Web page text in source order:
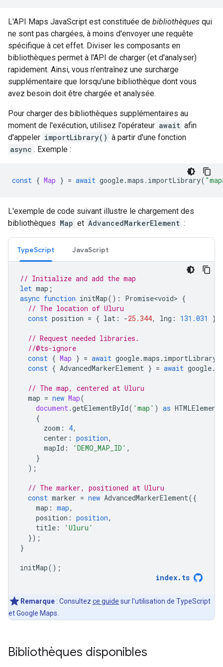
L'API Maps JavaScript est constituée de bibliothèques qui
ne sont pas chargées, à moins d'envoyer une requête
spécifique à cet effet. Diviser les composants en
bibliothèques permet à l'API de charger (et d'analyser)
rapidement. Ainsi, vous n'entraînez une surcharge
supplémentaire que lorsqu'une bibliothèque dont vous
avez besoin doit être chargée et analysée.
Pour charger des bibliothèques supplémentaires au
moment de l'exécution, utilisez l'opérateur await afin
d'appeler importLibrary() à partir d'une fonction
async . Exemple :
const { Map } = await google.maps . importLibrary(
L'exemple de code suivant illustre le chargement des
bibliothèques Map et AdvancedMarkerElement :
TypeScript JavaScript
// Initialize and add the map
let map ;
async function initMap() : Promise<void> {
// The location of Uluru
const position = { lat : -25.344, lng : 131.031 };
// Request needed libraries.
//@ts-ignore
const { Map } = await google.maps . importLibrary
const { AdvancedMarkerElement } = await google.
// The map, centered at Uluru
map = new Map(
document.getElementById( 'map' ) as HTMLElement
{
zoom : 4,
center : position,
mapId : 'DEMO_MAP_ID' ,
}
);
// The marker, positioned at Uluru
const marker = new AdvancedMarkerElement({
map : map,
position : position,
title :
'Uluru'
});
}
initMap();
index. ts
Remarque : Consultez ce guide sur l'utilisation de TypeScript
et Google Maps.
Bibliothèques disponibles